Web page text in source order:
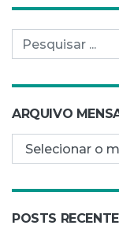
Pesquisar por:
ARQUIVO
Arquivo mensal
POSTS